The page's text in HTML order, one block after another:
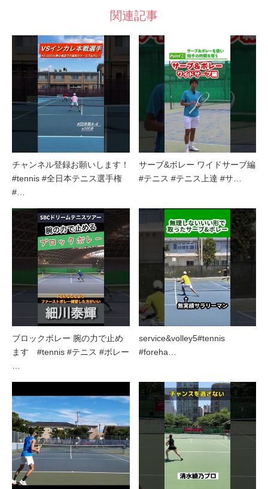
関連記事
チャンネル登録お願いします！
#tennis #全日本テニス選手権
#…
サーブ&ボレー ワイドサーブ編
#テニス #テニス上達 #サ…
ブロックボレー 腕の力で止め
ます #tennis #テニス #ボレー
service&volley5#tennis
#foreha…